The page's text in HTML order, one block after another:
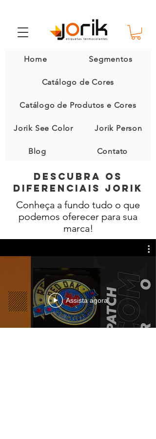
Home Segmentos
Catálogo de Cores
Catálogo de Produtos e Cores
Jorik See Color Jorik Person
Blog Contato
Descubra os
diferenciais jorik
Conheça a fundo tudo o que
podemos oferecer para sua
marca!
Assista agora